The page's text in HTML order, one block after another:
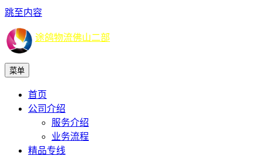
跳至内容
途鸽物流佛山二部
菜单
首页
公司介绍
服务介绍
业务流程
精品专线